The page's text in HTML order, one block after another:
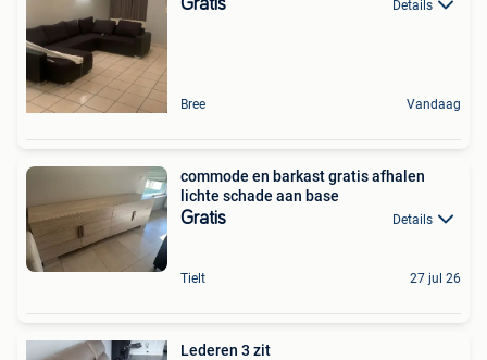
Details
Bree Vandaag
commode en barkast gratis afhalen
lichte schade aan base
Gratis Details
Tielt 27 jul 26
Lederen 3 zit